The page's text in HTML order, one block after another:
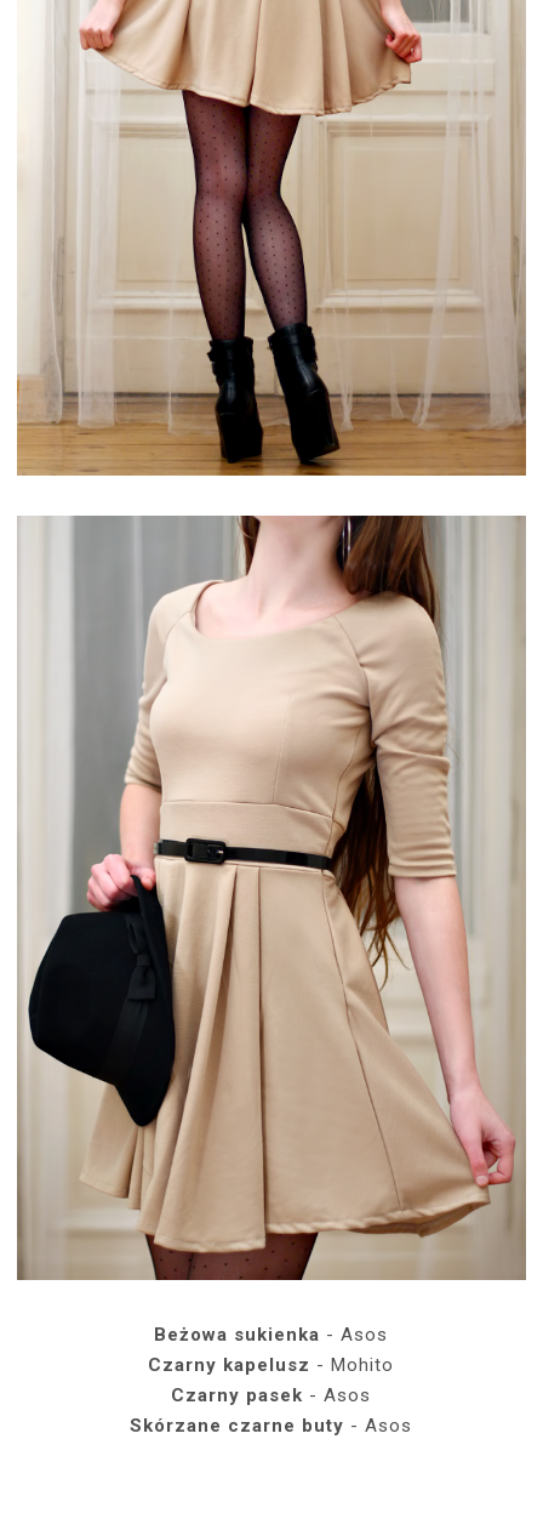
Beżowa sukienka - Asos
Czarny kapelusz - Mohito
Czarny pasek - Asos
Skórzane czarne buty - Asos